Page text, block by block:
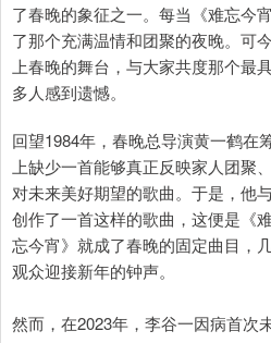
了春晚的象征之一。每当《难忘今
了那个充满温情和团聚的夜晚。可
上春晚的舞台，与大家共度那个最
多人感到遗憾。
回望1984年，春晚总导演黄一鹤在
上缺少一首能够真正反映家人团聚
对未来美好期望的歌曲。于是，他
创作了一首这样的歌曲，这便是《
忘今宵》就成了春晚的固定曲目，
观众迎接新年的钟声。
然而，在2023年，李谷一因病首次